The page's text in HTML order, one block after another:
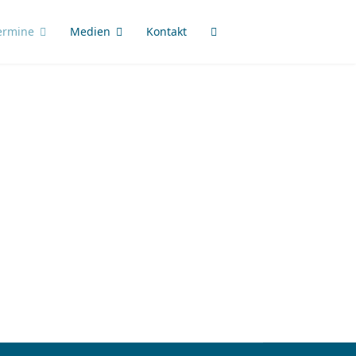
Medien Kontakt